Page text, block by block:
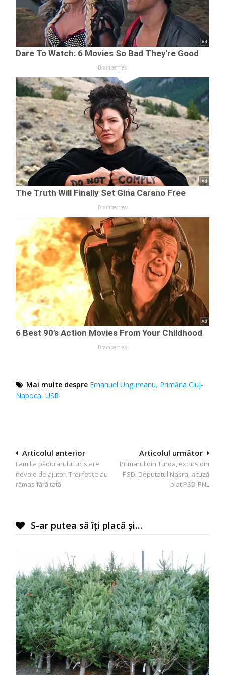
Mai multe despre Emanuel Ungureanu, Primăria Cluj-
Napoca,USR
Navigare
în
articole
Articolul următor
Primarul din Turda, exclus din
PSD. Deputatul Nasra, acuză
blat PSD-PNL
Articolul anterior
Familia pădurarului ucis are
nevoie de ajutor. Trei fetiţe au
rămas fără tată
S-ar putea să îți placă și…